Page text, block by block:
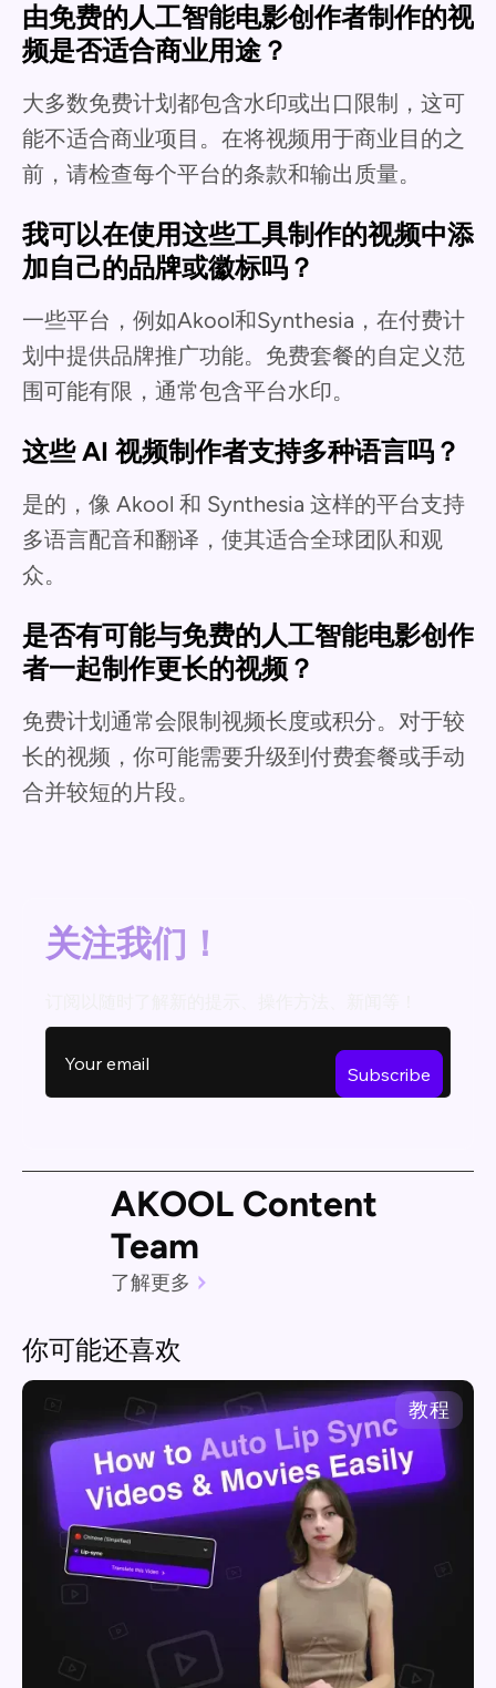
由免费的人工智能电影创作者制作的视
频是否适合商业用途？
大多数免费计划都包含水印或出口限制，这可
能不适合商业项目。在将视频用于商业目的之
前，请检查每个平台的条款和输出质量。
我可以在使用这些工具制作的视频中添
加自己的品牌或徽标吗？
一些平台，例如Akool和Synthesia，在付费计
划中提供品牌推广功能。免费套餐的自定义范
围可能有限，通常包含平台水印。
这些 AI 视频制作者支持多种语言吗？
是的，像 Akool 和 Synthesia 这样的平台支持
多语言配音和翻译，使其适合全球团队和观
众。
是否有可能与免费的人工智能电影创作
者一起制作更长的视频？
免费计划通常会限制视频长度或积分。对于较
长的视频，你可能需要升级到付费套餐或手动
合并较短的片段。
关注我们！
AKOOL Content
Team
了解更多
你可能还喜欢
教程